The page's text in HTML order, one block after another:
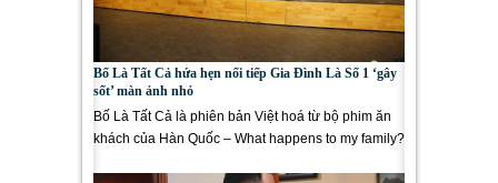
Bố Là Tất Cả hứa hẹn nối tiếp Gia Đình Là Số 1 ‘gây
sốt’ màn ảnh nhỏ
Bố Là Tất Cả là phiên bản Việt hoá từ bộ phim ăn
khách của Hàn Quốc – What happens to my family?